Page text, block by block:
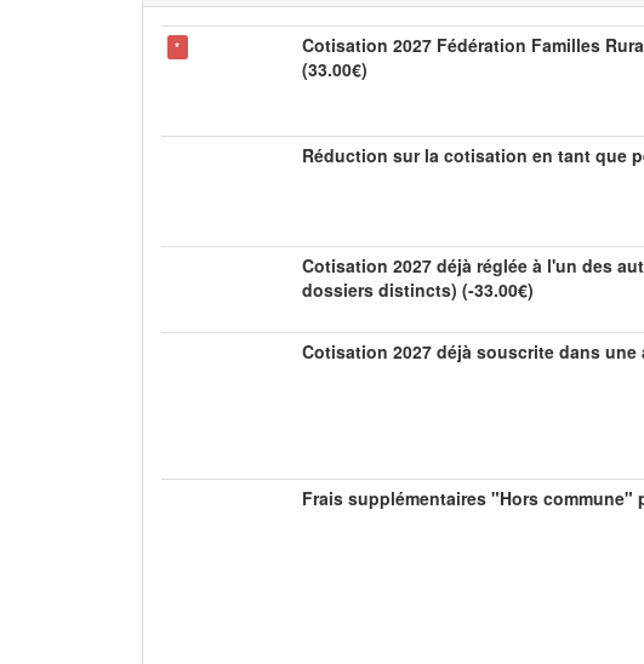
*
Cotisation 2027 Fédération Familles
(33.00€)
Réduction sur la cotisation en tant que
Cotisation 2027 déjà réglée à l'un des
dossiers distincts) (-33.00€)
Cotisation 2027 déjà souscrite dans une
Frais supplémentaires "Hors commune"